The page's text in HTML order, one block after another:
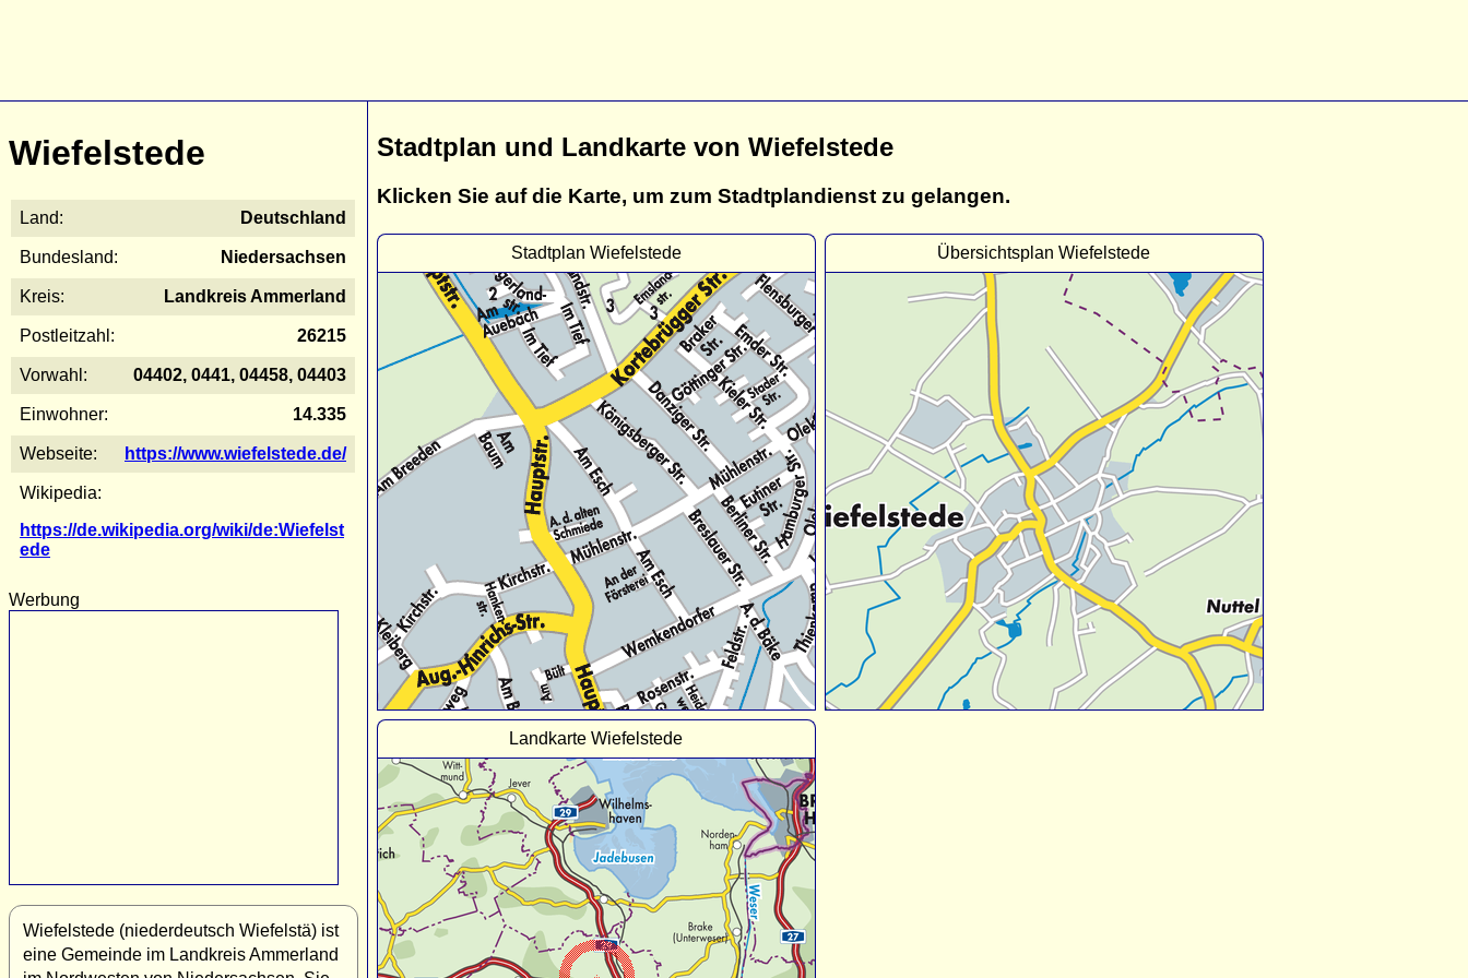
Wiefelstede
Land: Deutschland
Bundesland: Niedersachsen
Kreis: Landkreis Ammerland
Postleitzahl: 26215
Vorwahl: 04402, 0441, 04458, 04403
Einwohner: 14.335
Webseite: https://www.wiefelstede.de/
Wikipedia:
https://de.wikipedia.org/wiki/de:Wiefelst
ede
Werbung
Wiefelstede (niederdeutsch Wiefelstä) ist
eine Gemeinde im Landkreis Ammerland
Stadtplan und Landkarte von Wiefelstede
Klicken Sie auf die Karte, um zum Stadtplandienst zu gelangen.
Stadtplan Wiefelstede Übersichtsplan Wiefelstede
Landkarte Wiefelstede